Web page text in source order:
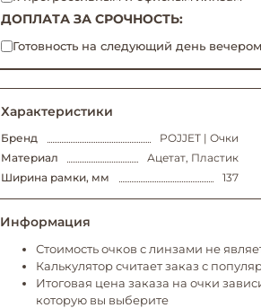
ДОПЛАТА ЗА СРОЧНОСТЬ:
Готовность на следующий день вечером
Характеристики
Бренд POJJET | Очки
Материал
Ацетат, Пластик
Ширина рамки, мм
137
Информация
Стоимость очков с линзами не
Калькулятор считает заказ с
Итоговая цена заказа на очки
которую вы выберите